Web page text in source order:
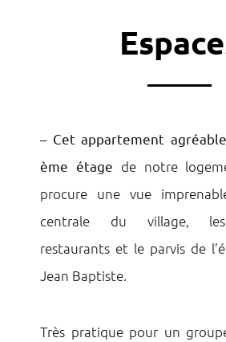
– Cet appartement
ème étage de notre
procure une vue
centrale du village, les
restaurants et le parvis de
Jean Baptiste.
Très pratique pour un